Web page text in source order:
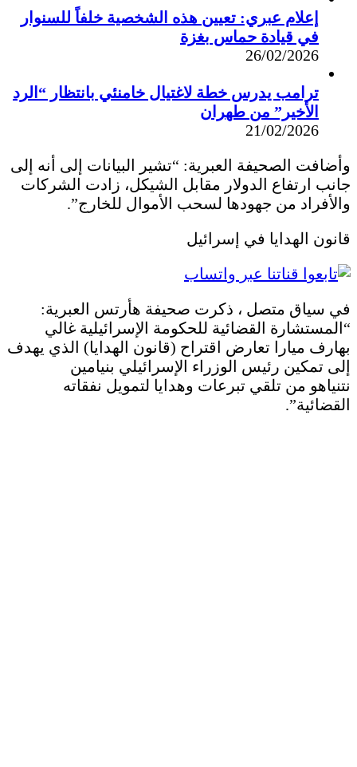
إعلام عبري: تعيين هذه الشخصية خلفاً للسنوار
في قيادة حماس بغزة
26/02/2026
ترامب يدرس خطة لاغتيال خامنئي بانتظار “الرد
الأخير” من طهران
21/02/2026
وأضافت الصحيفة العبرية: “تشير البيانات إلى أنه إلى
جانب ارتفاع الدولار مقابل الشيكل، زادت الشركات
والأفراد من جهودها لسحب الأموال للخارج”.
قانون الهدايا في إسرائيل
في سياق متصل ، ذكرت صحيفة هأرتس العبرية:
“المستشارة القضائية للحكومة الإسرائيلية غالي
بهارف ميارا تعارض اقتراح (قانون الهدايا) الذي يهدف
إلى تمكين رئيس الوزراء الإسرائيلي بنيامين
نتنياهو من تلقي تبرعات وهدايا لتمويل نفقاته
القضائية”.